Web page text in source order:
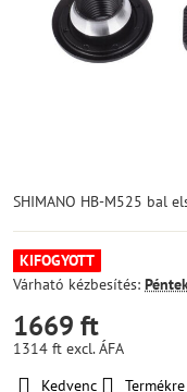
SHIMANO HB-M525 bal
KIFOGYOTT
Várható kézbesítés:
1669 ft
1314 ft excl. ÁFA
Kedvenc